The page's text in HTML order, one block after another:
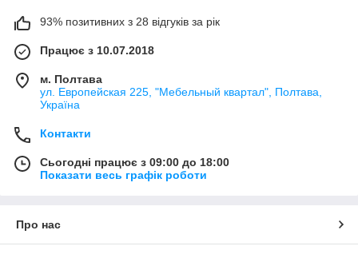
93% позитивних з 28 відгуків за рік
Працює з 10.07.2018
м. Полтава
ул. Европейская 225, "Мебельный квартал", Полтава,
Україна
Контакти
Сьогодні працює з 09:00 до 18:00
Показати весь графік роботи
Про нас